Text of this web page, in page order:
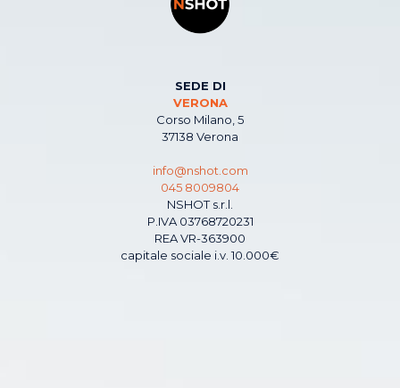
SEDE DI
VERONA
Corso Milano, 5
37138 Verona
info@nshot.com
045 8009804
NSHOT s.r.l.
P.IVA 03768720231
REA VR-363900
capitale sociale i.v. 10.000€